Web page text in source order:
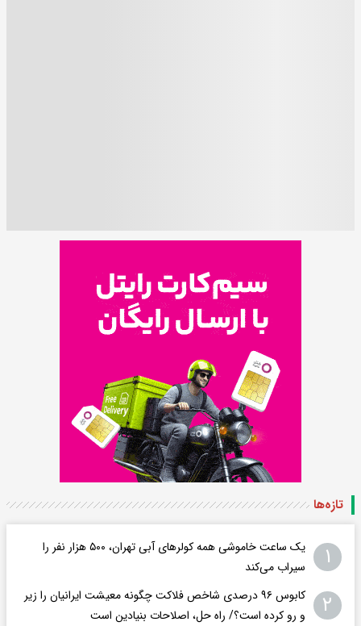
تازه‌ها
۱
یک ساعت خاموشی همه کولرهای آبی تهران، ۵۰۰ هزار نفر را
سیراب می‌کند
۲
کابوس ۹۶ درصدی شاخص فلاکت چگونه معیشت ایرانیان را زیر
و رو کرده است؟/ راه حل، اصلاحات بنیادین است